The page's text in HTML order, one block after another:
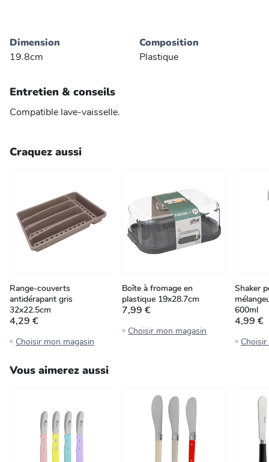
Dimension
19.8cm
Composition
Plastique
Entretien & conseils
Compatible lave-vaisselle.
Craquez aussi
Range-couverts
antidérapant gris
32x22.5cm
4,29 €
Choisir mon magasin
Boîte à fromage en
plastique 19x28.7cm
7,99 €
Choisir mon magasin
Shaker
600ml
4,99 €
Vous aimerez aussi